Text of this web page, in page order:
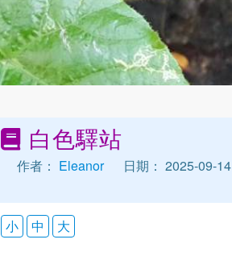
白色驛站
作者： Eleanor 日期： 2025-09-14
小 中 大